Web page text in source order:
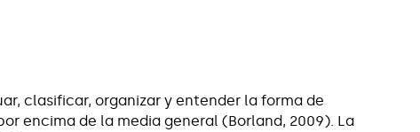
clasificar, organizar y entender la forma de
encima de la media general (Borland, 2009). La